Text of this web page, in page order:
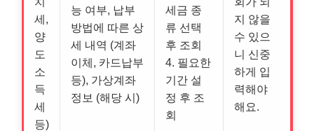
세,
양
도
소
득
세
등)
능 여부, 납부
방법에 따른 상
세 내역 (계좌
이체, 카드납부
등), 가상계좌
정보 (해당 시)
세금 종
류 선택
후 조회
4. 필요한
기간 설
정 후 조
회
지 않을
수 있으
니 신중
하게 입
력해야
해요.